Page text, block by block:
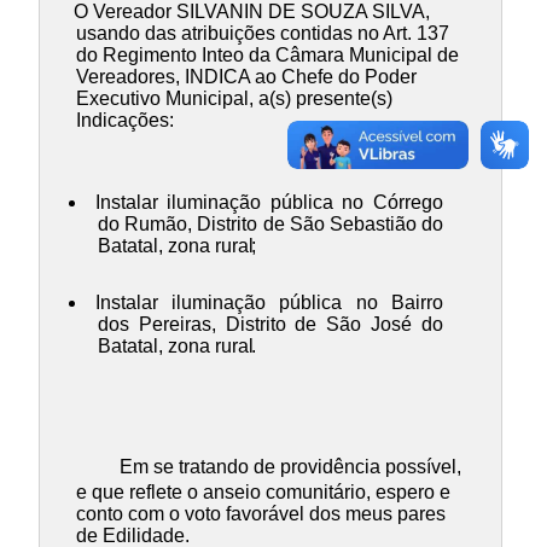
O Vereador SILVANIN DE SOUZA SILVA,
usando das atribuições contidas no Art. 137
do Regimento Inteo da Câmara Municipal de
Vereadores, INDICA ao Chefe do Poder
Executivo Municipal, a(s) presente(s)
Indicações:
Instalar iluminação pública no Córrego
do Rumão, Distrito de São Sebastião do
Batatal, zona rural;
Instalar iluminação pública no Bairro
dos Pereiras, Distrito de São José do
Batatal, zona rural.
Em se tratando de providência possível,
e que reflete o anseio comunitário, espero e
conto com o voto favorável dos meus pares
de Edilidade.